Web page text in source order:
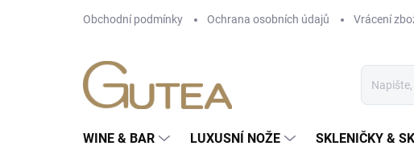
Obchodní podmínky Ochrana osobních údajů Vrácení
WINE & BAR LUXUSNÍ NOŽE SKLENIČKY &